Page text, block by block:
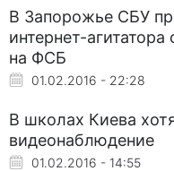
В Запорожье СБУ
интернет-
на ФСБ
01.02.2016 - 22:28
В школах Киева
видеонаблюдение
01.02.2016 - 14:55